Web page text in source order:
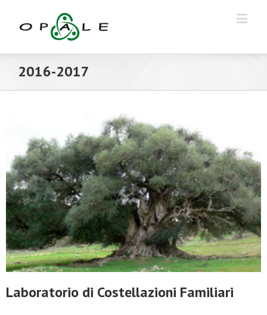
2016-2017
Laboratorio di Costellazioni Familiari